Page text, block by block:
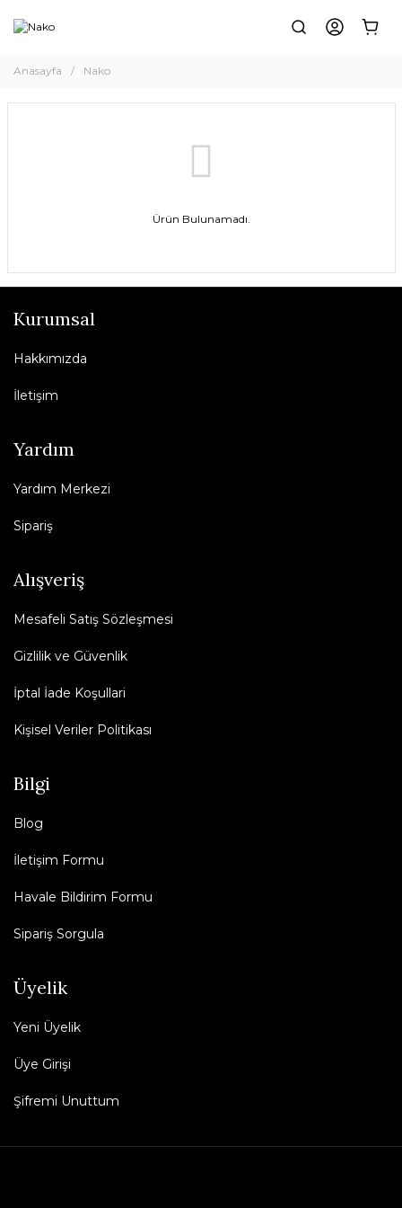
Anasayfa Nako
Ürün Bulunamadı.
Kurumsal
Hakkımızda
İletişim
Yardım
Yardım Merkezi
Sipariş
Alışveriş
Mesafeli Satış Sözleşmesi
Gizlilik ve Güvenlik
İptal İade Koşullari
Kişisel Veriler Politikası
Bilgi
Blog
İletişim Formu
Havale Bildirim Formu
Sipariş Sorgula
Üyelik
Yeni Üyelik
Üye Girişi
Şifremi Unuttum